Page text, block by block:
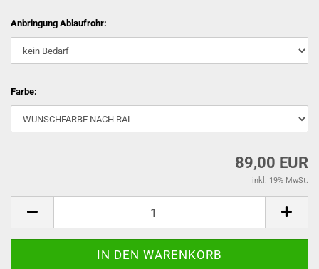
Anbringung Ablaufrohr:
Farbe:
89,00 EUR
inkl. 19% MwSt.